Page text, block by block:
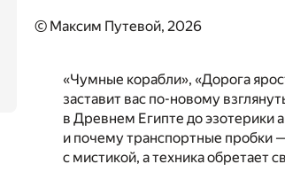
© Максим Путевой, 2026
«Чумные корабли», «Дорога
заставит вас по-новому
в Древнем Египте до эзотерики
и почему транспортные пробки
с мистикой, а техника обретает